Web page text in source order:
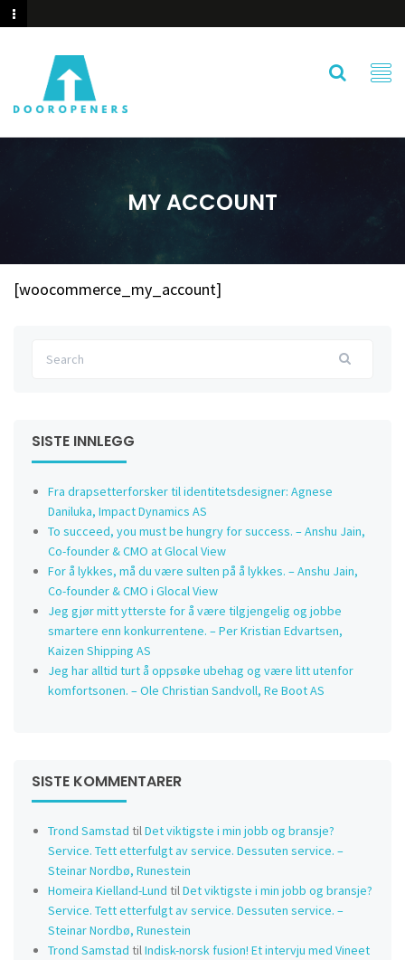
MY ACCOUNT
[woocommerce_my_account]
SISTE INNLEGG
Fra drapsetterforsker til identitetsdesigner: Agnese
Daniluka, Impact Dynamics AS
To succeed, you must be hungry for success. – Anshu Jain,
Co-founder & CMO at Glocal View
For å lykkes, må du være sulten på å lykkes. – Anshu Jain,
Co-founder & CMO i Glocal View
Jeg gjør mitt ytterste for å være tilgjengelig og jobbe
smartere enn konkurrentene. – Per Kristian Edvartsen,
Kaizen Shipping AS
Jeg har alltid turt å oppsøke ubehag og være litt utenfor
komfortsonen. – Ole Christian Sandvoll, Re Boot AS
SISTE KOMMENTARER
Trond Samstad tilDet viktigste i min jobb og bransje?
Service. Tett etterfulgt av service. Dessuten service. –
Steinar Nordbø, Runestein
Homeira Kielland-Lund tilDet viktigste i min jobb og bransje?
Service. Tett etterfulgt av service. Dessuten service. –
Steinar Nordbø, Runestein
Trond Samstad tilIndisk-norsk fusion! Et intervju med Vineet